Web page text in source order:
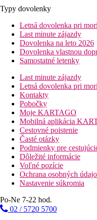
Typy dovolenky
Letná dovolenka pri mori
Last minute zájazdy
Dovolenka na leto 2026
Dovolenka vlastnou
Samostatné letenky
Last minute zájazdy
Letná dovolenka pri mori
Kontakty
Pobočky
Moje KARTAGO
Mobilná aplikácia
Cestovné poistenie
Časté otázky
Podmienky pre
Dôležité informácie
Voľné pozície
Ochrana osobných
Nastavenie súkromia
Po-Ne 7-22 hod.
02 / 5720 5700